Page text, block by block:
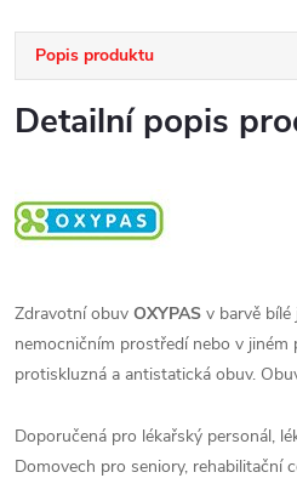
Popis produktu
Detailní popis
Zdravotní obuv OXYPAS v barvě
nemocničním prostředí nebo v jiném
protiskluzná a antistatická obuv.
Doporučená pro lékařský personál,
Domovech pro seniory, rehabilitační